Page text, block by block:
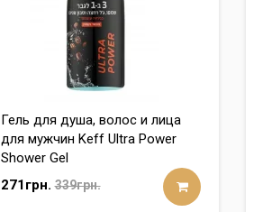
Гель для душа, волос и лица
для мужчин Keff Ultra Power
Shower Gel
271грн. 339грн.